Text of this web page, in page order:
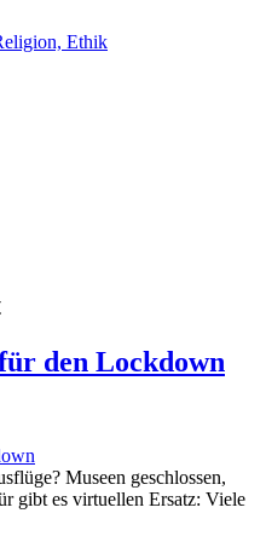
den Lockdown
Museen geschlossen,
gibt es virtuellen Ersatz: Viele